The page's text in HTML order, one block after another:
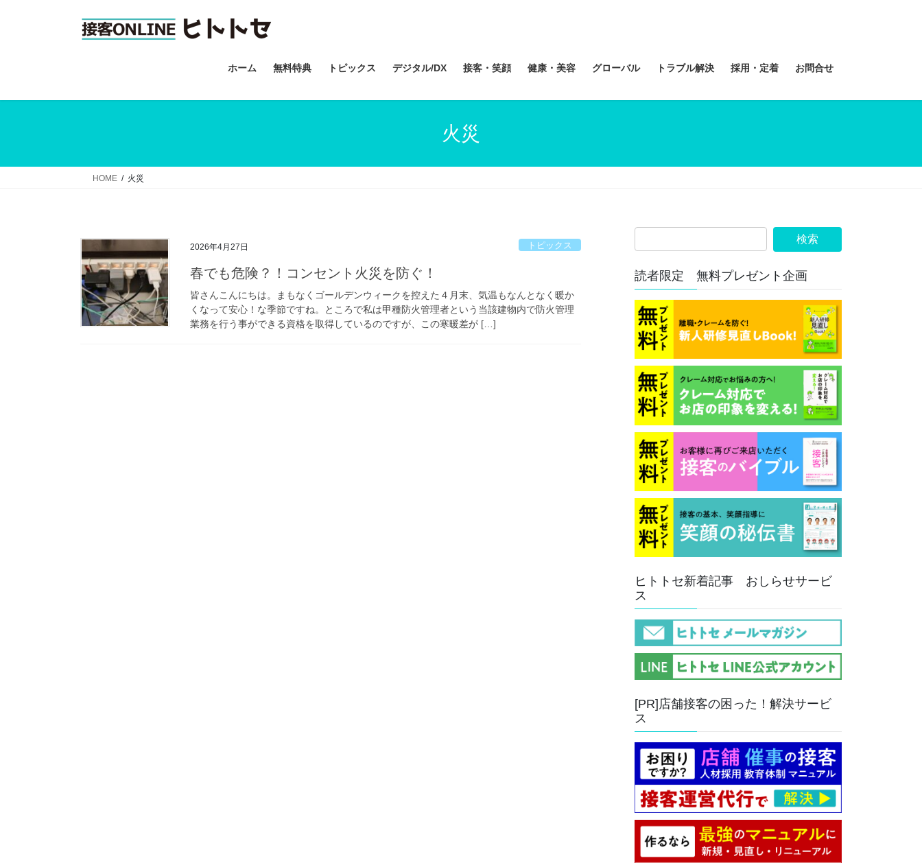
ホーム 無料特典 トピックス デジタル/DX 接客・笑顔 健康・美容 グローバル トラブル解決 採用・定着 お問合せ
火災
HOME 火災
2026年4月27日 トピックス
春でも危険？！コンセント火災を防ぐ！
皆さんこんにちは。まもなくゴールデンウィークを控えた４月末、気温もなんとなく暖か
くなって安心！な季節ですね。ところで私は甲種防火管理者という当該建物内で防火管理
業務を行う事ができる資格を取得しているのですが、この寒暖差が […]
読者限定 無料プレゼント企画
ヒトトセ新着記事 おしらせサービ
ス
[PR]店舗接客の困った！解決サービ
ス